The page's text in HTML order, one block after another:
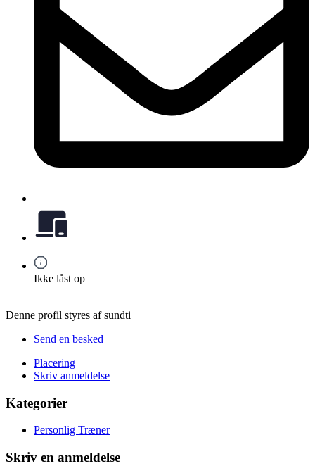
Ikke låst op
Denne profil styres af sundti
Send en besked
Placering
Skriv anmeldelse
Kategorier
Personlig Træner
Skriv en anmeldelse